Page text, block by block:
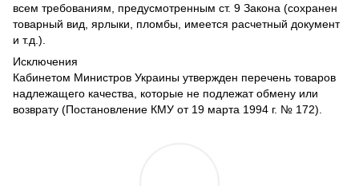
всем требованиям, предусмотренным ст. 9 Закона (сохранен
товарный вид, ярлыки, пломбы, имеется расчетный документ
и т.д.).
Исключения
Кабинетом Министров Украины утвержден перечень товаров
надлежащего качества, которые не подлежат обмену или
возврату (Постановление КМУ от 19 марта 1994 г. № 172).